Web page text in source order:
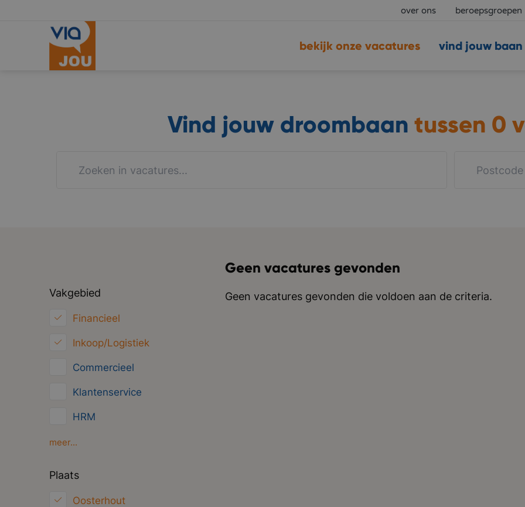
over ons beroepsgroepen
vind jouw baan
bekijk onze vacatures
Vind jouw droombaan tussen 0
Vakgebied
Financieel
Inkoop/Logistiek
Commercieel
Klantenservice
HRM
Marketing
meer...
Plaats
Oosterhout
Geen vacatures gevonden
Geen vacatures gevonden die voldoen aan de criteria.